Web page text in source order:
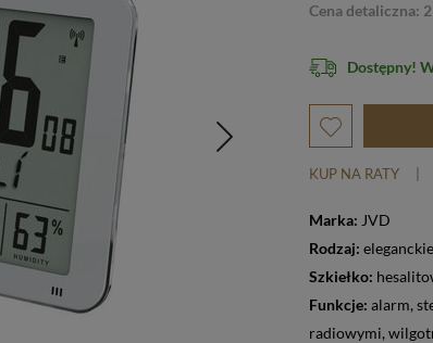
Cena detaliczna:
Dostępny!
KUP NA RATY
Marka: JVD
Rodzaj: eleganckie
Szkiełko:
Funkcje: alarm,
radiowymi,